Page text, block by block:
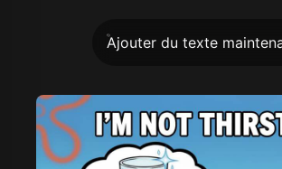
Ajouter du texte